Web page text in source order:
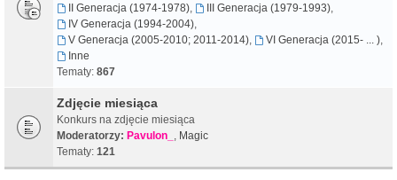
II Generacja (1974-1978), III Generacja (1979-1993),
IV Generacja (1994-2004),
V Generacja (2005-2010; 2011-2014), VI Generacja (2015- ... ),
Inne
Tematy: 867
Zdjęcie miesiąca
Konkurs na zdjęcie miesiąca
Moderatorzy: Pavulon_ , Magic
Tematy: 121